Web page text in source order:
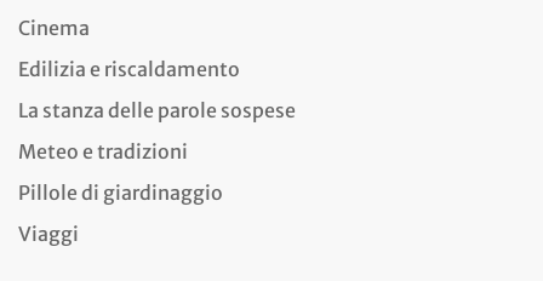
Cinema
Edilizia e riscaldamento
La stanza delle parole sospese
Meteo e tradizioni
Pillole di giardinaggio
Viaggi